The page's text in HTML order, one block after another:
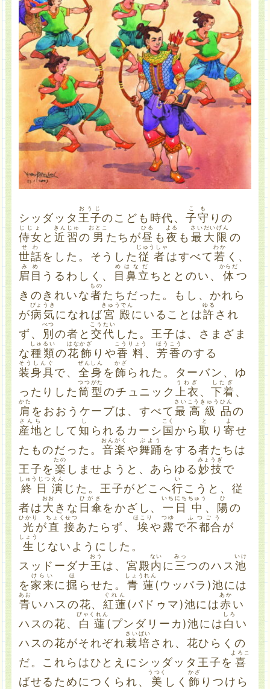
シッダッタ 王子
おうじ
のこども時代、子守
こも
りの
侍女
じじょ
と近習
きんじゅ
の 男
おとこ
たちが昼
ひる
も 夜
よる
も 最大限
さいだいげん
の
世話
せわ
をした。そうした 従者
じゅうしゃ
はすべて 若
わか
く、
眉目
みめ
うるわしく、 目鼻立
めはなだ
ちととのい、 体
からだ
つ
きのきれいな者
もの
たちだった。もし、かれら
が病気
びょうき
になれば宮殿
きゅうでん
にいることは許
ゆる
され
ず、
別
べつ
の者と 交代
こうたい
した。王子は、さまざま
な種類
しゅるい
の花
はな
飾
かざ
りや香料
こうりょう
、芳香
ほうこう
のする
装身具
そうしんぐ
で、 全身
ぜんしん
を飾
かざ
られた。ターバン、ゆ
ったりした筒
つつ
型
がた
のチュニック 上衣
うわぎ
、下着
したぎ
、
肩
かた
をおおうケープは、すべて最
さい
高級
こうきゅう
品
ひん
の
産地
さんち
として 知
し
られるカーシ 国
こく
から 取
と
り 寄
よ
せ
たものだった。 音楽
おんがく
や舞踊
ぶよう
をする者たちは
王子を 楽
たの
しませようと、あらゆる妙技
みょうぎ
で
終日
しゅうじつ
演
えん
じた。王子がどこへ行
い
こうと、従
者は大
おお
きな 日傘
ひがさ
をかざし、 一
いち
日
にち
中
ちゅう
、 陽
ひ
の
光
ひかり
が直接
ちょくせつ
あたらず、 埃
ほこり
や 露
つゆ
で不都合
ふつごう
が
生
しょう
じないようにした。
スッドーダナ王
おう
は、宮殿内
ない
に 三
みっ
つのハス 池
いけ
を 家来
けらい
に掘
ほ
らせた。 青蓮
しょうれん
(ウッパラ)池には
青
あお
いハスの花、紅蓮
ぐれん
(パドゥマ)池には赤
あか
い
ハスの花、
白蓮
びゃくれん
(プンダリーカ)池には白
しろ
い
ハスの花がそれぞれ栽培
さいばい
され、花ひらくの
だ。これらはひとえにシッダッタ王子を 喜
よろこ
ばせるためにつくられ、 美
うつく
しく 飾
かざ
りつけら